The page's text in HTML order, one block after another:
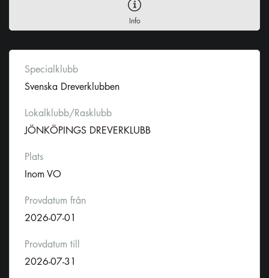
Info
Specialklubb
Svenska Dreverklubben
Lokalklubb/Rasklubb
JÖNKÖPINGS DREVERKLUBB
Plats
Inom VO
Provdatum från
2026-07-01
Provdatum till
2026-07-31